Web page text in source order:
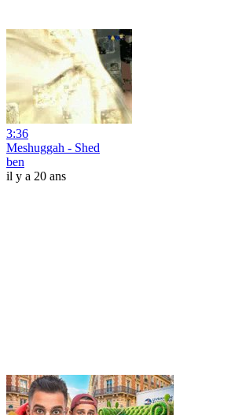
3:36
Meshuggah - Shed
ben
il y a 20 ans